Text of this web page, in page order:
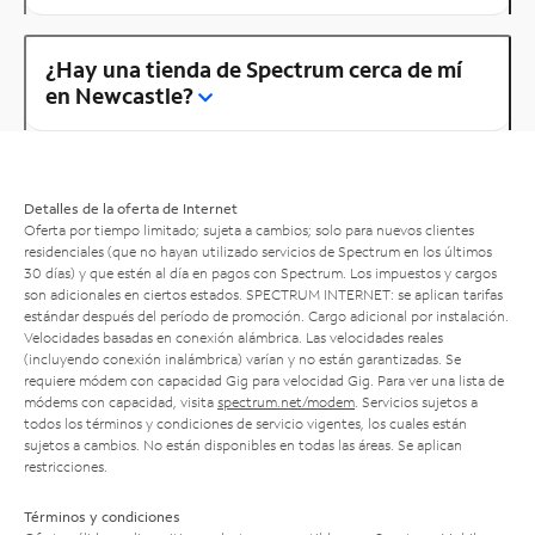
¿Hay una tienda de Spectrum cerca de mí
en Newcastle?
Detalles de la oferta de Internet
Oferta por tiempo limitado; sujeta a cambios; solo para nuevos clientes
residenciales (que no hayan utilizado servicios de Spectrum en los últimos
30 días) y que estén al día en pagos con Spectrum. Los impuestos y cargos
son adicionales en ciertos estados. SPECTRUM INTERNET: se aplican tarifas
estándar después del período de promoción. Cargo adicional por instalación.
Velocidades basadas en conexión alámbrica. Las velocidades reales
(incluyendo conexión inalámbrica) varían y no están garantizadas. Se
requiere módem con capacidad Gig para velocidad Gig. Para ver una lista de
módems con capacidad, visita spectrum.net/modem . Servicios sujetos a
todos los términos y condiciones de servicio vigentes, los cuales están
sujetos a cambios. No están disponibles en todas las áreas. Se aplican
restricciones.
Términos y condiciones